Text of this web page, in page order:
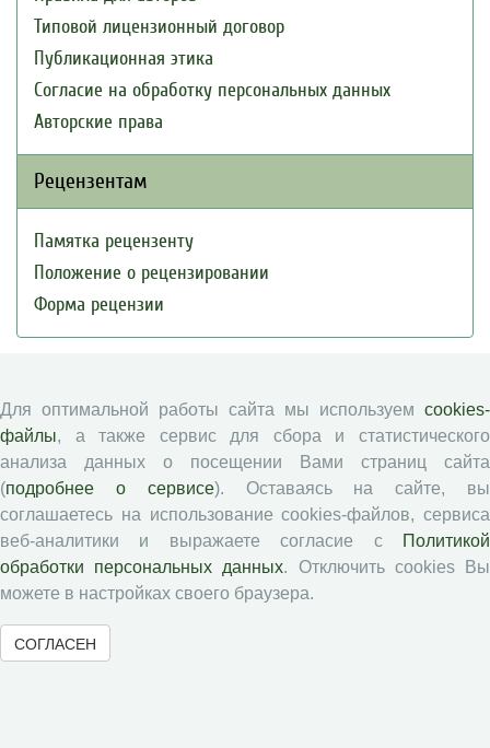
Типовой лицензионный договор
Публикационная этика
Согласие на обработку персональных данных
Авторские права
Рецензентам
Памятка рецензенту
Положение о рецензировании
Форма рецензии
Экономические и социальные перемены
Проблемы развития территории
Вопросы территориального развития
Социальное пространство
Юный экономист
АгроЗооТехника
Для оптимальной работы сайта мы используем cookies-
файлы, а также сервис для сбора и статистического
анализа данных о посещении Вами страниц сайта
(подробнее о сервисе). Оставаясь на сайте, вы
соглашаетесь на использование cookies-файлов, сервиса
веб-аналитики и выражаете согласие с
Политикой
обработки персональных данных. Отключить cookies Вы
можете в настройках своего браузера.
СОГЛАСЕН